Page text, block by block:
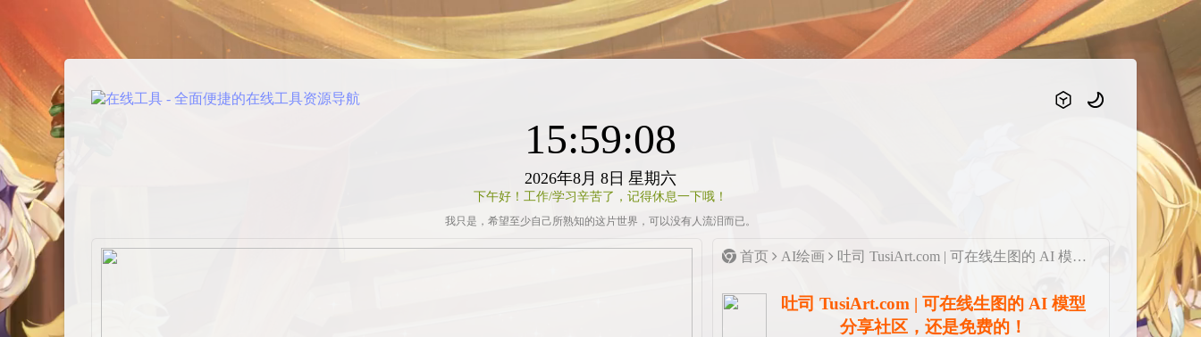
15:59:08
2026年8月 8日 星期六
下午好！工作/学习辛苦了，记得休息一下哦！
我只是，希望至少自己所熟知的这片世界，可以没有人流泪而已。
首页 AI绘画 吐司 TusiArt.com | 可在线生图的 AI 模型分享社区，还是免费的！
吐司 TusiArt.com | 可在线生图的 AI 模型
分享社区，还是免费的！